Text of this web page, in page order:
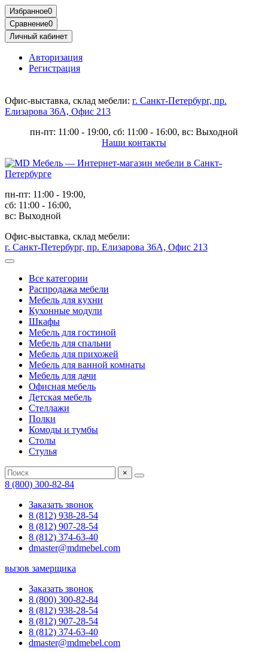
Избранное0
Сравнение0
Личный кабинет
Авторизация
Регистрация
Офис-выставка, склад мебели: г. Санкт-Петербург, пр.
Елизарова 36А, Офис 213
пн-пт: 11:00 - 19:00, сб: 11:00 - 16:00, вс: Выходной
Наши контакты
пн-пт: 11:00 - 19:00,
сб: 11:00 - 16:00,
вс: Выходной
Офис-выставка, склад мебели:
г. Санкт-Петербург, пр. Елизарова 36А, Офис 213
Все категории
Распродажа мебели
Мебель для кухни
Кухонные модули
Шкафы
Мебель для гостиной
Мебель для спальни
Мебель для прихожей
Мебель для ванной комнаты
Мебель для дачи
Офисная мебель
Детская мебель
Стеллажи
Полки
Комоды и тумбы
Столы
Стулья
×
8 (800) 300-82-84
Заказать звонок
8 (812) 938-28-54
8 (812) 907-28-54
8 (812) 374-63-40
dmaster@mdmebel.com
вызов замерщика
Заказать звонок
8 (800) 300-82-84
8 (812) 938-28-54
8 (812) 907-28-54
8 (812) 374-63-40
dmaster@mdmebel.com